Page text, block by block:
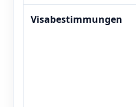
Visabestimmungen